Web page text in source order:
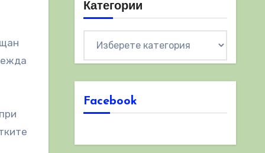
Категории
Facebook